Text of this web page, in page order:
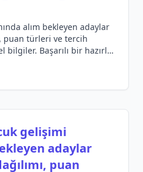
alım bekleyen adaylar
puan türleri ve tercih
bilgiler. Başarılı bir hazırlık
gelişimi
adaylar
puan